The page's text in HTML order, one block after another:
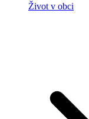
Život v obci